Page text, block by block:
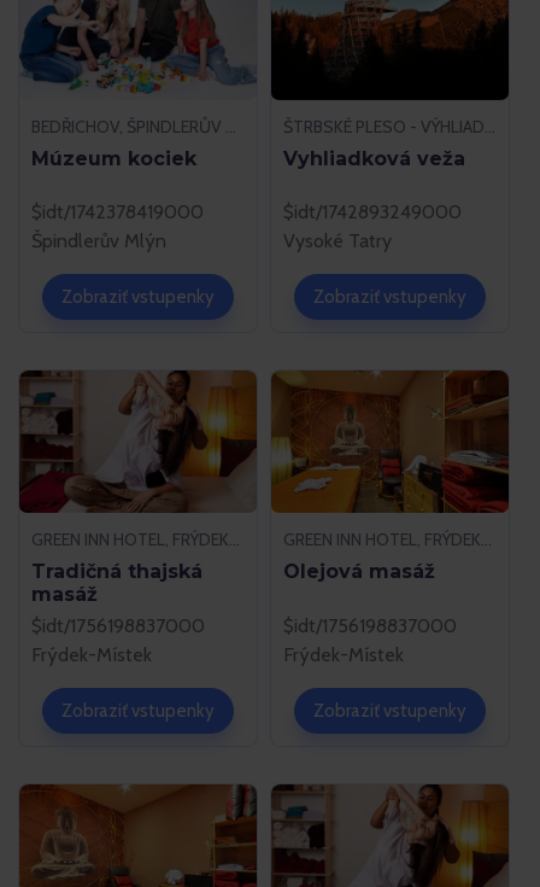
BEDŘICHOV, ŠPINDLERŮV MLÝN
Múzeum kociek
$idt/1742378419000
Špindlerův Mlýn
Zobraziť vstupenky
ŠTRBSKÉ PLESO - VÝHLIADKA, VYSOKÉ TATRY
Vyhliadková veža
$idt/1742893249000
Vysoké Tatry
Zobraziť vstupenky
GREEN INN HOTEL, FRÝDEK-MÍSTEK
Tradičná thajská
masáž
$idt/1756198837000
Frýdek-Místek
Zobraziť vstupenky
GREEN INN HOTEL, FRÝDEK-MÍSTEK
Olejová masáž
$idt/1756198837000
Frýdek-Místek
Zobraziť vstupenky